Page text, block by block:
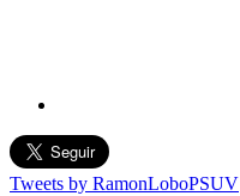
Tweets by RamonLoboPSUV